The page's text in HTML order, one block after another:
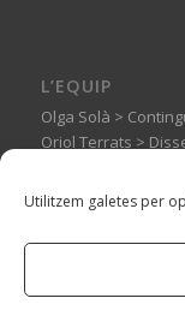
Utilitzem galetes per
L’EQUIP
Olga Solà >
Oriol Terrats >